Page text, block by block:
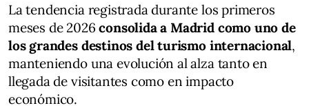
La tendencia registrada durante los primeros
meses de 2026consolida a Madrid como uno de
los grandes destinos del turismo internacional,
manteniendo una evolución al alza tanto en
llegada de visitantes como en impacto
económico.